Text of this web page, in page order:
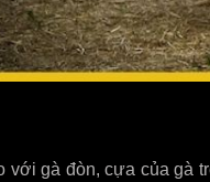
với gà đòn, cựa của gà